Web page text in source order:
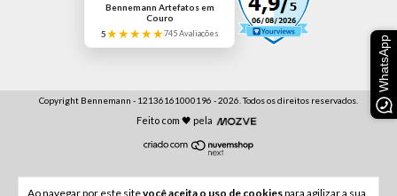
Ao navegar por este sitevocê aceita o uso de cookiespara agilizar a sua
WhatsApp
Bennemann Artefatos em
Couro
5★★★★★745 Avaliações
Copyright Bennemann - 12136161000196 - 2026. Todos os direitos reservados.
Feito com 🖤 pela